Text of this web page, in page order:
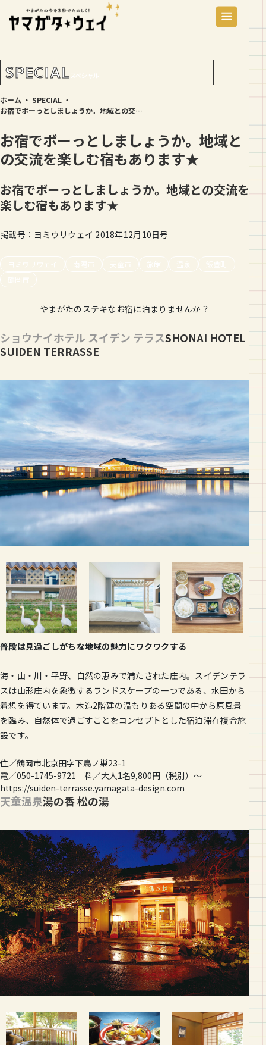
SPECIAL スペシャル
ホーム ・ SPECIAL ・
お宿でボーっとしましょうか。地域との交流を楽しむ宿もあります★
お宿でボーっとしましょうか。地域と
の交流を楽しむ宿もあります★
お宿でボーっとしましょうか。地域との交流を
楽しむ宿もあります★
掲載号：ヨミウリウェイ 2018年12月10日号
ヨミウリウェイ 南陽市 天童市 旅館 温泉
飯豊町
鶴岡市
やまがたのステキなお宿に泊まりませんか？
ショウナイホテル スイデン テラスSHONAI HOTEL
SUIDEN TERRASSE
普段は見過ごしがちな地域の魅力にワクワクする
海・山・川・平野、自然の恵みで満たされた庄内。スイデンテラ
スは山形庄内を象徴するランドスケープの一つである、水田から
着想を得ています。木造2階建の温もりある空間の中から原風景
を臨み、自然体で過ごすことをコンセプトとした宿泊滞在複合施
設です。
住／鶴岡市北京田字下鳥ノ巣23-1
電／050-1745-9721 料／大人1名9,800円（税別）〜
https://suiden-terrasse.yamagata-design.com
天童温泉湯の香 松の湯